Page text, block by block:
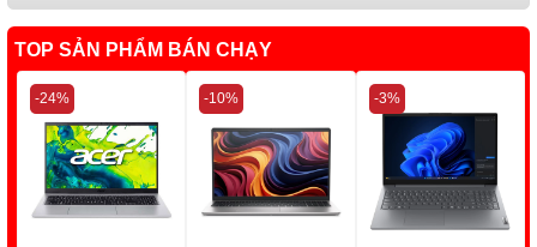
TOP SẢN PHẨM BÁN CHẠY
-24% -10% -3%